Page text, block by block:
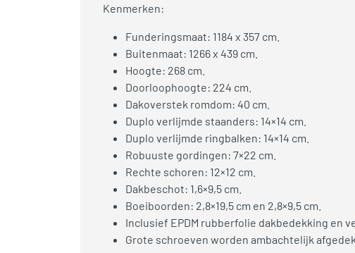
Kenmerken:
Funderingsmaat: 1184 x 357 cm.
Buitenmaat: 1266 x 439 cm.
Hoogte: 268 cm.
Doorloophoogte: 224 cm.
Dakoverstek romdom: 40 cm.
Duplo verlijmde staanders: 14×14 cm.
Duplo verlijmde ringbalken: 14×14 cm.
Robuuste gordingen: 7×22 cm.
Rechte schoren: 12×12 cm.
Dakbeschot: 1,6×9,5 cm.
Boeiboorden: 2,8×19,5 cm en 2,8×9,5 cm.
Inclusief EPDM rubberfolie dakbedekking en
Grote schroeven worden ambachtelijk